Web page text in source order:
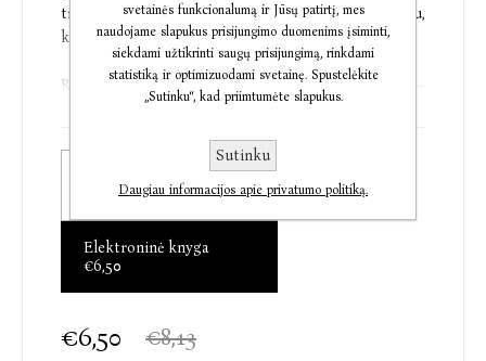
tikro buvo nusikaltimų aukos tampa taip pat svarbu,
kaip ir surasti žudiką.
Ragnar Jónasson (Ragnaras Džonasonas, g. 1976) –
vienas žymiausių Islandijos detektyvų rašytojų, jo
šalyse. „Akinantis sniegas“ – pirmoji policininko Ario
Touro detektyvų serijos knyga. Romanas pateko į
Jónassonui padarė Agatha Christie. Jis išvertė į
islandų kalbą net 14 jos knygų.
Detektyvų skaitytojo svajonė – atrasti naujų autorių,
galinčių papildyti Agathos Christie klasikinių
€3,50
Elektroninė knyga
€6,50
€6,50 €8,13
svetainės funkcionalumą ir Jūsų patirtį, mes
naudojame slapukus prisijungimo duomenims įsiminti,
siekdami užtikrinti saugų prisijungimą, rinkdami
statistiką ir optimizuodami svetainę. Spustelėkite
„Sutinku“, kad priimtumėte slapukus.
Sutinku
Daugiau informacijos apie privatumo politiką.